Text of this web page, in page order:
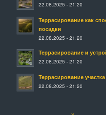
22.08.2025 - 21:20
Террасирование как
посадки
22.08.2025 - 21:20
Террасирование и
22.08.2025 - 21:20
Террасирование
22.08.2025 - 21:20